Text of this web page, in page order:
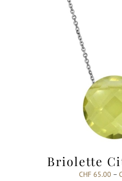
Briolette
CHF65.00 –